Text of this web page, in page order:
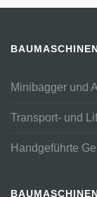
Minibagger und
Transport- und
Handgeführte